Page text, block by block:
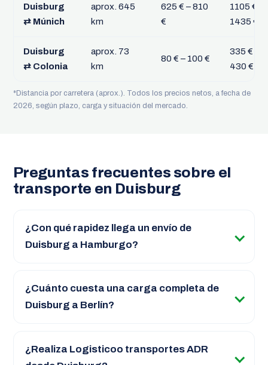
Duisburg
⇄ Múnich
aprox. 645
km
625 € – 810
€
1105 € –
1435 €
Duisburg
⇄ Colonia
aprox. 73
km
80 € – 100 €
335 € –
430 €
*Distancia por carretera (aprox.). Todos los precios netos, a fecha de
2026, según plazo, carga y situación del mercado.
Preguntas frecuentes sobre el
transporte en Duisburg
¿Con qué rapidez llega un envío de
Duisburg a Hamburgo?
¿Cuánto cuesta una carga completa de
Duisburg a Berlín?
¿Realiza Logisticoo transportes ADR